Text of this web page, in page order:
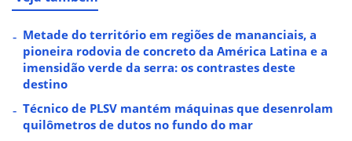
Metade do território em regiões de mananciais, a
pioneira rodovia de concreto da América Latina e a
imensidão verde da serra: os contrastes deste
destino
Técnico de PLSV mantém máquinas que desenrolam
quilômetros de dutos no fundo do mar